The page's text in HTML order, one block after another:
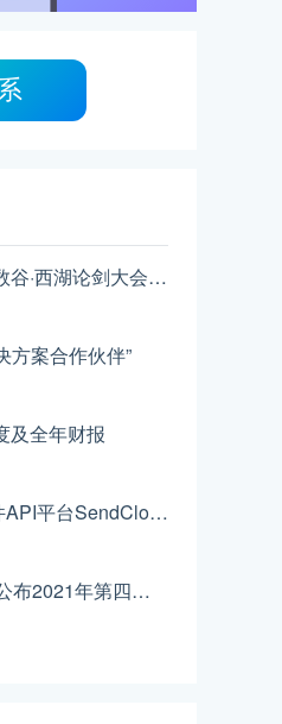
极光受邀出席2025中国数谷·西湖论剑大会——AI智能体应用与安全治理论坛
方案合作伙伴”
及全年财报
极光收购国内领先的邮件API平台SendCloud
极光将于2022年3月3日公布2021年第四季度及全年财报